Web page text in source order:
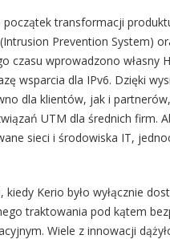
początek transformacji
Prevention System)
czasu wprowadzono własny
wsparcia dla IPv6. Dzięki
dla klientów, jak i
UTM dla średnich firm.
sieci i środowiska IT,
kiedy Kerio było wyłącznie
traktowania pod kątem
Wiele z innowacji